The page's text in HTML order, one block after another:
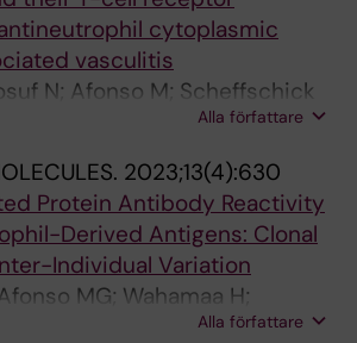
cytoplasmic
vasculitis
N; Afonso M; Scheffschick
A; Horuluoglu B; Boada
Jonasdottir AD; Lovstrom B;
B; Chemin K; Bruchfeld A;
V
Alla författare
2023;13(4):630
Protein Antibody Reactivity
Derived Antigens: Clonal
Individual Variation
MG; Wahamaa H;
A; Hansson M; Mathsson-Alm
Alla författare